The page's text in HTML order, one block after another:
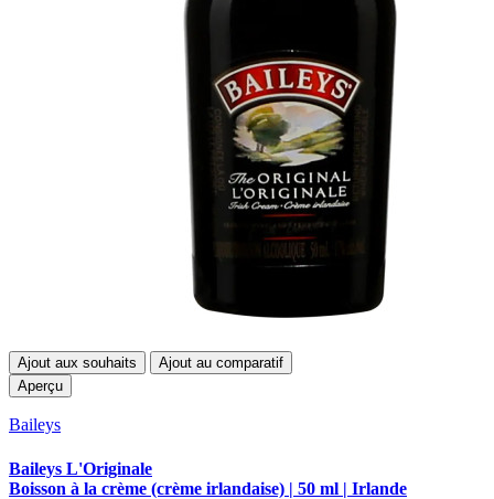
Ajout aux souhaits
Ajout au comparatif
Aperçu
Baileys
Baileys L'Originale
Boisson à la crème (crème irlandaise) | 50 ml | Irlande